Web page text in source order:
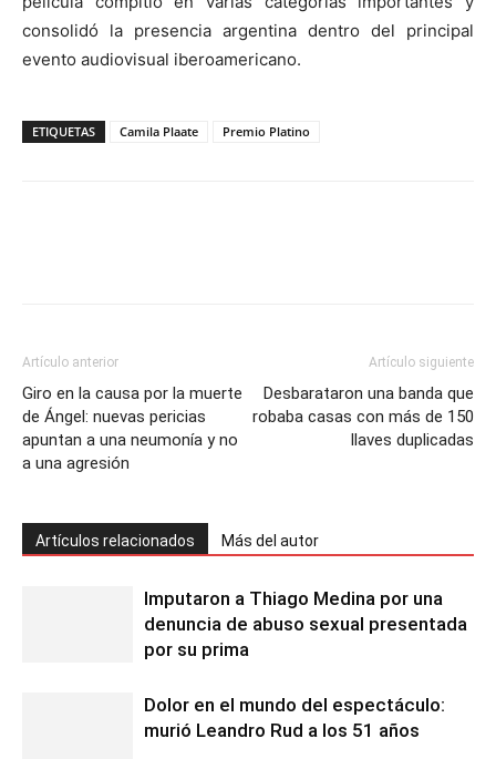
consolidó la presencia argentina dentro del principal
evento audiovisual iberoamericano.
ETIQUETAS Camila Plaate Premio Platino
Artículo anterior
Giro en la causa por la muerte
de Ángel: nuevas pericias
apuntan a una neumonía y no
a una agresión
Artículo siguiente
Desbarataron una banda que
robaba casas con más de 150
llaves duplicadas
Artículos relacionados Más del autor
Imputaron a Thiago Medina por una
denuncia de abuso sexual presentada
por su prima
Dolor en el mundo del espectáculo:
murió Leandro Rud a los 51 años